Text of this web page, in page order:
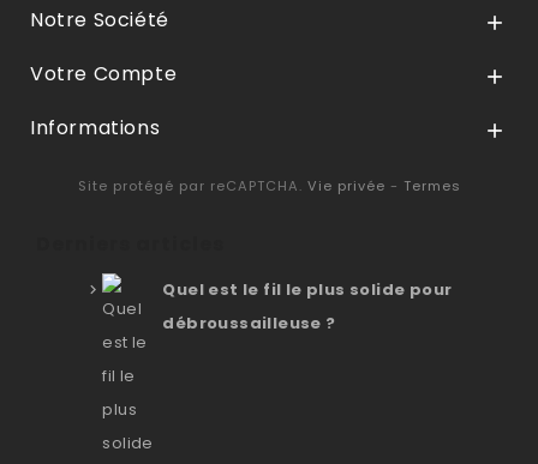
Notre Société 
Votre Compte 
Informations 
Site protégé par reCAPTCHA. Vie privée - Termes
Quel est le fil le plus solide pour
débroussailleuse ?